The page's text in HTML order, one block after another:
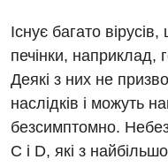
Існує багато
печінки, наприклад,
Деякі з них не
наслідків і можуть
безсимптомно.
С і D, які з